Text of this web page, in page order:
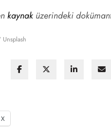
kaynak üzerindeki
X